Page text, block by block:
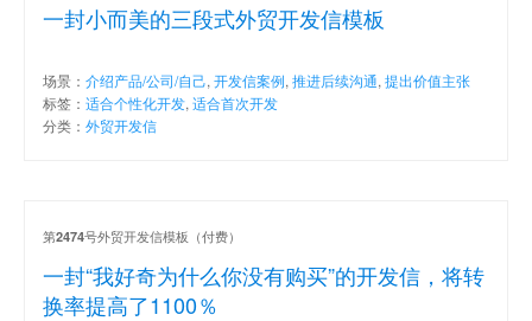
一封小而美的三段式外贸开发信模板
场景： 介绍产品/公司/自己, 开发信案例, 推进后续沟通, 提出价值主张
标签： 适合个性化开发, 适合首次开发
分类： 外贸开发信
一封“我好奇为什么你没有购买”的开发信，将转
换率提高了1100％
第2474号外贸开发信模板（付费）